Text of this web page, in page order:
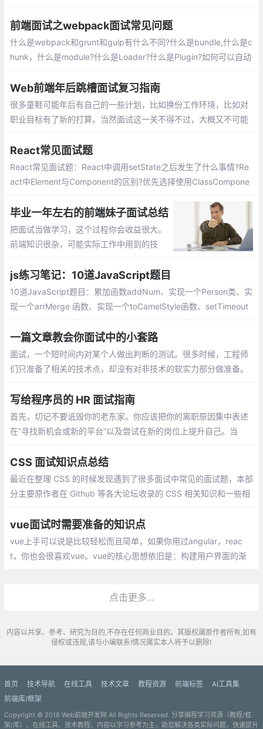
变化的。
前端面试之webpack面试常见问题
什么是webpack和grunt和gulp有什么不同?什么是bundle,什么是c
hunk，什么是module?什么是Loader?什么是Plugin?如何可以自动
有什么区别?
Web前端年后跳槽面试复习指南
很多童鞋可能年后有自己的一些计划，比如换份工作环境，比如对
职业目标有了新的打算。当然面试这一关不得不过，大概又不可能
React常见面试题
React常见面试题：React中调用setState之后发生了什么事情?Re
act中Element与Component的区别?优先选择使用ClassCompone
么?React中keys的作用是什么?
毕业一年左右的前端妹子面试总结
把面试当做学习，这个过程你会收益很大。
前端知识很杂，可能实际工作中用到的技
最近也在看React啦，Vue和React都对比着
再学习
js练习笔记：10道JavaScript题目
10道JavaScript题目：累加函数addNum、实现一个Person类、实
现一个arrMerge 函数、实现一个toCamelStyle函数、setTimeout
对象自身的属性
一篇文章教会你面试中的小套路
面试，一个短时间内对某个人做出判断的测试。很多时候，工程师
们只准备了相关的技术点，却没有对非技术的软实力部分做准备。
中尤为关键。鉴于当前业界也没有特别契合的攻略文档，仅有有几
篇文章还是HR写的，特有此文
写给程序员的 HR 面试指南
首先，切记不要诋毁你的老东家。你应该把你的离职原因集中表述
在“寻找新机会或新的平台”以及尝试在新的岗位上提升自己。当
CSS 面试知识点总结
最近在整理 CSS 的时候发现遇到了很多面试中常见的面试题，本部
分主要原作者在 Github 等各大论坛收录的 CSS 相关知识和一些相
以来一次全方位的检漏和排查
vue面试时需要准备的知识点
vue上手可以说是比较轻松而且简单，如果
你用过angular，react，你也会很喜欢vu
么新建的文件是结构是template script styl
点击更多...
内容以共享、参考、研究为目的,不存在任何商业目的。其版权属原作者所有,如有
侵权或违规,请与小编联系!情况属实本人将予以删除!
首页 技术导航 在线工具 技术文章 教程资源 前端标签
AI工具集
前端库/框架